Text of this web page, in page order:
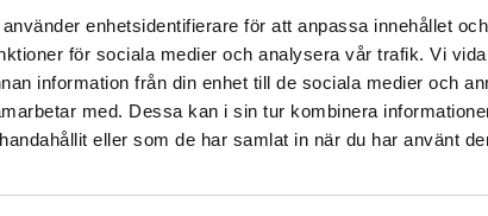
enhetsidentifierare för att anpassa innehållet
för sociala medier och analysera vår trafik. Vi
information från din enhet till de sociala medier och
med. Dessa kan i sin tur kombinera
eller som de har samlat in när du har använt
Information om cookies